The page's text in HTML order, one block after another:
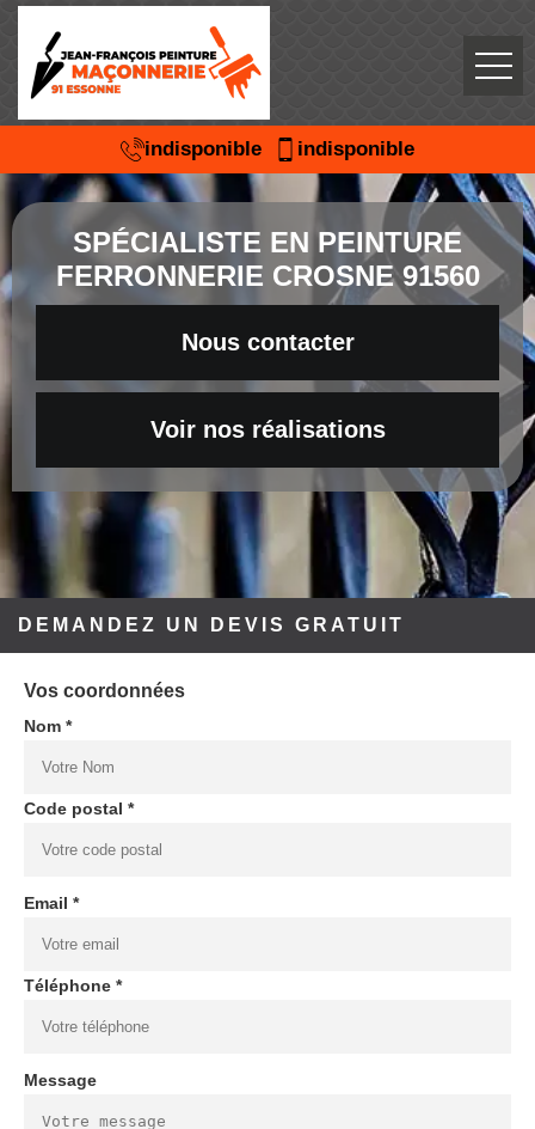
indisponible indisponible
SPÉCIALISTE EN PEINTURE
FERRONNERIE CROSNE 91560
Nous contacter
Voir nos réalisations
DEMANDEZ UN DEVIS GRATUIT
Vos coordonnées
Nom *
Code postal *
Email *
Téléphone *
Message